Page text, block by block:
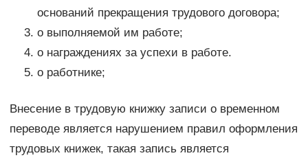
оснований прекращения трудового договора;
о выполняемой им работе;
о награждениях за успехи в работе.
о работнике;
Внесение в трудовую книжку записи о временном
переводе является нарушением правил оформления
трудовых книжек, такая запись является